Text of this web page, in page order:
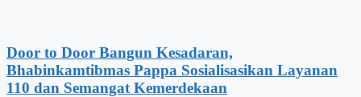
Door to Door Bangun Kesadaran,
Bhabinkamtibmas Pappa Sosialisasikan Layanan
110 dan Semangat Kemerdekaan